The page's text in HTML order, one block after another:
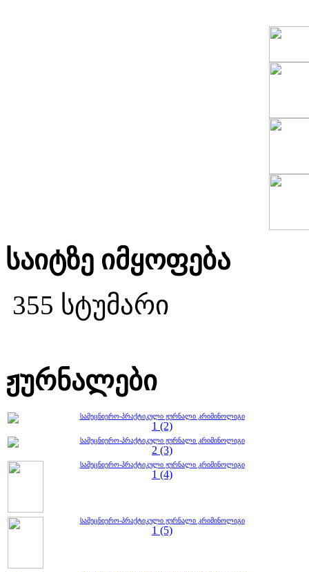
საიტზე იმყოფება
355 სტუმარი
ჟურნალები
სამეცნიერო-პრაქტიკული ჟურნალი კრიმინოლიგი
1 (2)
სამეცნიერო-პრაქტიკული ჟურნალი კრიმინოლიგი
2 (3)
სამეცნიერო-პრაქტიკული ჟურნალი კრიმინოლიგი
1 (4)
სამეცნიერო-პრაქტიკული ჟურნალი კრიმინოლიგი
1 (5)